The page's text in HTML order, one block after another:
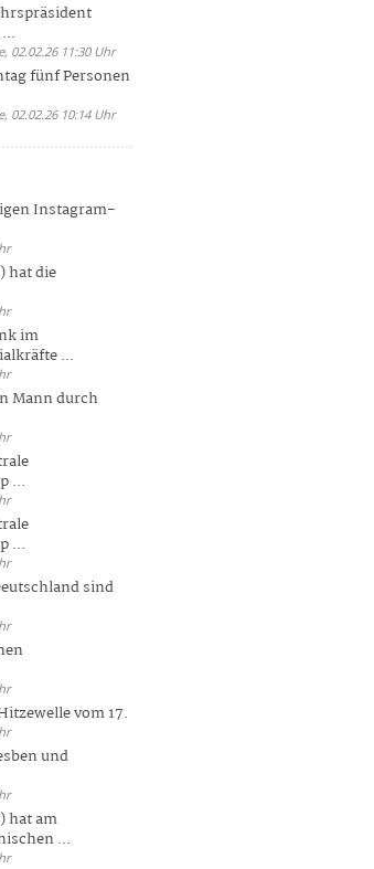
02.02.26 11:30 Uhr
fünf Personen
02.02.26 10:14 Uhr
Instagram-
hat die
im
...
Mann durch
...
...
sind
vom 17.
und
hat am
...